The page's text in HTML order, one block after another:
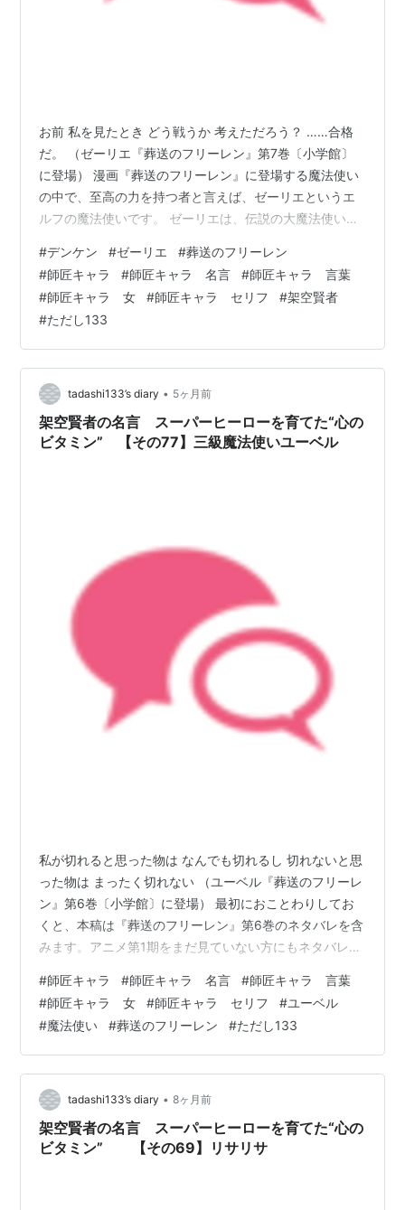
お前 私を見たとき どう戦うか 考えただろう？ ……合格
だ。 （ゼーリエ『葬送のフリーレン』第7巻〔小学館〕
に登場） 漫画『葬送のフリーレン』に登場する魔法使い
の中で、至高の力を持つ者と言えば、ゼーリエというエ
ルフの魔法使いです。 ゼーリエは、伝説の大魔法使い・
た勇者パーティーの一員であった、われらがフリーレン
です。 一級魔法使いの最終面接を、この魔法界の大御所
みずからが行なう場面。 宮廷魔法使いとして名をはせて
きた老デンケンを前にして、「正直 お前が若い頃に会い
たかった。血の気と野心に満ち溢れた若かりし頃に。私
は燃え滓には興味はない」と前置…
#デンケン #ゼーリエ #葬送のフリーレン
#師匠キャラ #師匠キャラ 名言 #師匠キャラ 言葉
#師匠キャラ 女 #師匠キャラ セリフ #架空賢者
#ただし133
tadashi133’s diary • 5ヶ月前
架空賢者の名言 スーパーヒーローを育てた“心の
ビタミン” 【その77】三級魔法使いユーベル
私が切れると思った物は なんでも切れるし 切れないと思
った物は まったく切れない （ユーベル『葬送のフリーレ
ン』第6巻〔小学館〕に登場） 最初におことわりしてお
くと、本稿は『葬送のフリーレン』第6巻のネタバレを含
みます。アニメ第1期をまだ見ていない方にもネタバレに
は「三級魔法使い」。 彼女の得意な魔法は「レイルザイ
デン（大体なんでも切る魔法）」です。 ユーベルは、こ
の必殺技を用いて、彼女とは比較にならない強さを誇る
一級魔法使い・ゼンゼ（正確にはゼンゼと同等の力を持
つ複製体）を一撃で斬り捨ててしまいます。 ゼンゼの髪
の毛は魔法防御の塊であり、鉄…
#師匠キャラ #師匠キャラ 名言 #師匠キャラ 言葉
#師匠キャラ 女 #師匠キャラ セリフ #ユーベル
#魔法使い #葬送のフリーレン #ただし133
tadashi133’s diary • 8ヶ月前
架空賢者の名言 スーパーヒーローを育てた“心の
ビタミン” 【その69】リサリサ